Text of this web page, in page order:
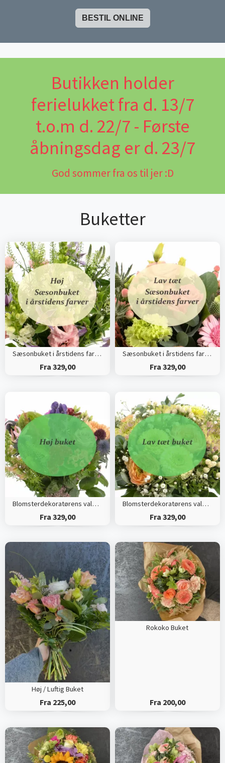
BESTIL ONLINE
Butikken holder
ferielukket fra d. 13/7
t.o.m d. 22/7 - Første
åbningsdag er d. 23/7
God sommer fra os til jer :D
Buketter
Sæsonbuket i årstidens farver (Høj)
Fra 329,00
Sæsonbuket i årstidens farver (Tæt)
Fra 329,00
Blomsterdekoratørens valg (Høj)
Fra 329,00
Blomsterdekoratørens valg (Tæt)
Fra 329,00
Høj / Luftig Buket
Fra 225,00
Rokoko Buket
Fra 200,00